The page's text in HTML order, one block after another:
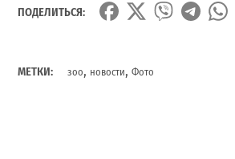
ПОДЕЛИТЬСЯ:
МЕТКИ: зоо, новости,Фото